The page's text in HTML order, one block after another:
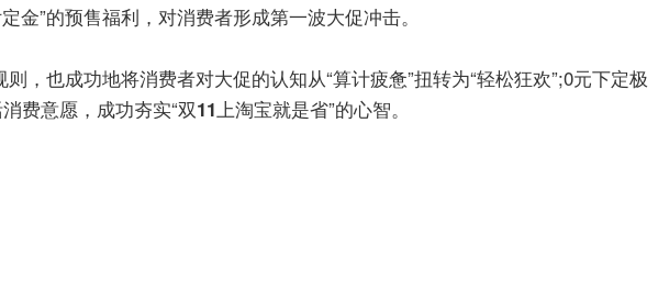
金”的预售福利，对消费者形成第一波大促冲击。
，也成功地将消费者对大促的认知从“算计疲惫”扭转为“轻松狂欢”;0元下定极
费意愿，成功夯实“双11上淘宝就是省”的心智。